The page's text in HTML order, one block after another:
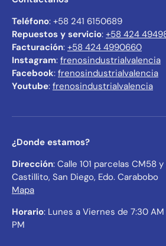
Teléfono: +58 241 6150689
Repuestos y servicio: +58 424
Facturación: +58 424 4990660
Instagram: frenosindustrialvalencia
Facebook: frenosindustrialvalencia
Youtube: frenosindustrialvalencia
¿Donde estamos?
Dirección: Calle 101 parcelas CM58
Castillito, San Diego, Edo. Carabobo
Mapa
Horario: Lunes a Viernes de 7:30 AM
PM